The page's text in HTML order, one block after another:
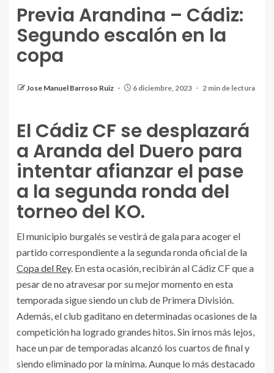
Previa Arandina – Cádiz:
Segundo escalón en la
copa
Jose Manuel Barroso Ruiz 6 diciembre, 2023 2 min de lectura
CF celebrates after scoring the team's first goal
during the LaLiga EA Sports match between Celta
Vigo and Cadiz CF at Estadio Balaidos on December
04, 2023 in Vigo, Spain. (Photo by Octavio
El Cádiz CF se desplazará
a Aranda del Duero para
intentar afianzar el pase
a la segunda ronda del
torneo del KO.
El municipio burgalés se vestirá de gala para acoger el
partido correspondiente a la segunda ronda oficial de la
Copa del Rey. En esta ocasión, recibirán al Cádiz CF que a
pesar de no atravesar por su mejor momento en esta
temporada sigue siendo un club de Primera División.
Además, el club gaditano en determinadas ocasiones de la
competición ha logrado grandes hitos. Sin irnos más lejos,
hace un par de temporadas alcanzó los cuartos de final y
siendo eliminado por la mínima. Aunque lo más destacado